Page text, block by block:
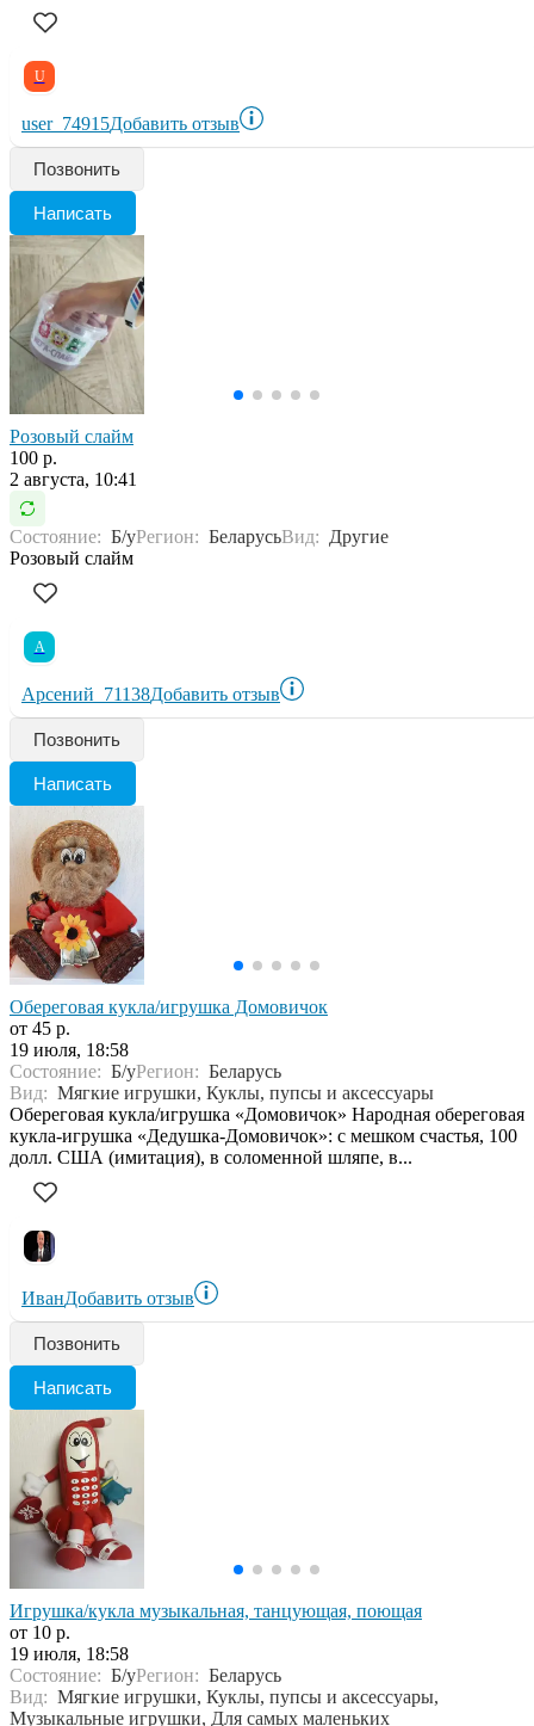
U
user_74915Добавить отзыв
Позвонить
Написать
Розовый слайм
100 р.
2 августа, 10:41
Состояние: Б/уРегион: БеларусьВид: Другие
Розовый слайм
А
Арсений_71138Добавить отзыв
Позвонить
Написать
Обереговая кукла/игрушка Домовичок
от 45 р.
19 июля, 18:58
Состояние: Б/уРегион: Беларусь
Вид: Мягкие игрушки, Куклы, пупсы и аксессуары
Обереговая кукла/игрушка «Домовичок» Народная обереговая
кукла-игрушка «Дедушка-Домовичок»: с мешком счастья, 100
долл. США (имитация), в соломенной шляпе, в...
ИванДобавить отзыв
Позвонить
Написать
Игрушка/кукла музыкальная, танцующая, поющая
от 10 р.
19 июля, 18:58
Состояние: Б/уРегион: Беларусь
Вид: Мягкие игрушки, Куклы, пупсы и аксессуары,
Музыкальные игрушки, Для самых маленьких